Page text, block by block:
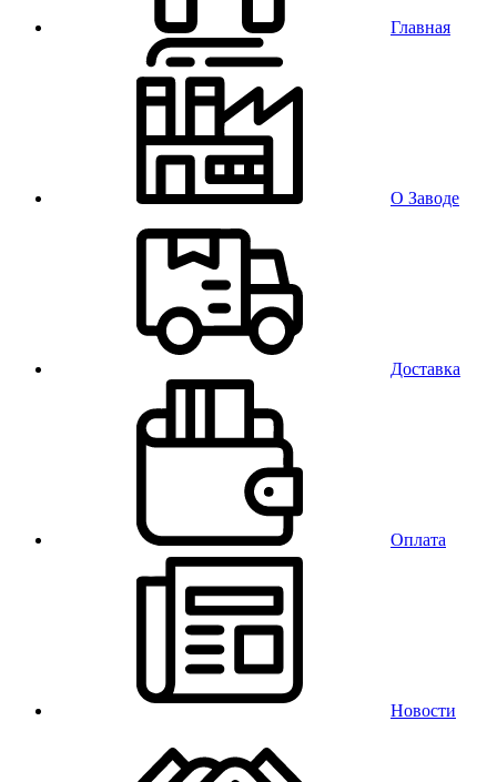
Главная
О Заводе
Доставка
Оплата
Новости